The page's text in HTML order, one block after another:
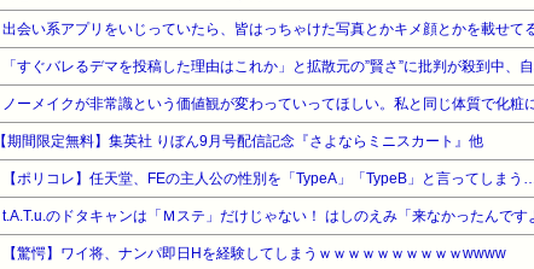
【期間限定無料】集英社 りぼん9月号配信記念『さよならミニスカート』他
【ポリコレ】任天堂、FEの主人公の性別を「TypeA」「TypeB」と言ってしまう
t.A.T.u.のドタキャンは「Ｍステ」だけじゃない！ はしのえみ「来なかったんです
【驚愕】ワイ将、ナンパ即日Hを経験してしまうｗｗｗｗｗｗｗｗｗｗwwww